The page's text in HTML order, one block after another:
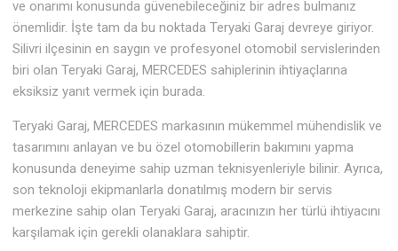
ve onarımı konusunda güvenebileceğiniz bir adres bulmanız
önemlidir. İşte tam da bu noktada Teryaki Garaj devreye giriyor.
Silivri ilçesinin en saygın ve profesyonel otomobil servislerinden
biri olan Teryaki Garaj, MERCEDES sahiplerinin ihtiyaçlarına
eksiksiz yanıt vermek için burada.
Teryaki Garaj, MERCEDES markasının mükemmel mühendislik ve
tasarımını anlayan ve bu özel otomobillerin bakımını yapma
konusunda deneyime sahip uzman teknisyenleriyle bilinir. Ayrıca,
son teknoloji ekipmanlarla donatılmış modern bir servis
merkezine sahip olan Teryaki Garaj, aracınızın her türlü ihtiyacını
karşılamak için gerekli olanaklara sahiptir.